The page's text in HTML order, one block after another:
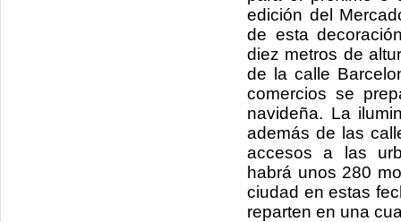
edición del
de esta
diez metros de
de la calle
comercios se
navideña. La
además de las
accesos a las
habrá unos 280
ciudad en estas
reparten en una